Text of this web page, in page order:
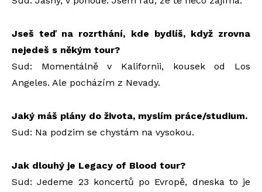
Jseš teď na rozrthání, kde bydlíš, když zrovna
nejedeš s někým tour?
Sud: Momentálně v Kalifornii, kousek od Los
Angeles. Ale pocházím z Nevady.
Jaký máš plány do života, myslím práce/studium.
Sud: Na podzim se chystám na vysokou.
Jak dlouhý je Legacy of Blood tour?
Sud: Jedeme 23 koncertů po Evropě, dneska to je